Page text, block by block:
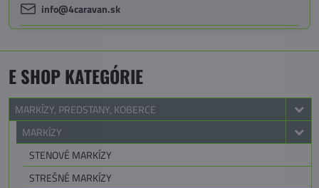
info@4caravan.sk
E SHOP KATEGÓRIE
MARKÍZY, PREDSTANY, KOBERCE
MARKÍZY
STENOVÉ MARKÍZY
STREŠNÉ MARKÍZY